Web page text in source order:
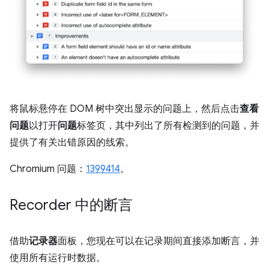
将鼠标悬停在 DOM 树中突出显示的问题上，然后点击查看
问题以打开问题标签页，其中列出了所有检测到的问题，并
提供了有关出错原因的线索。
Chromium 问题： 1399414。
Recorder 中的断言
借助记录器面板，您现在可以在记录期间直接添加断言，并
使用所有运行时数据。